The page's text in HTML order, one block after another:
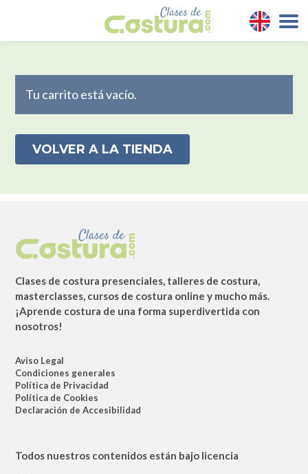
Tu carrito está vacío.
VOLVER A LA TIENDA
Clases de costura presenciales, talleres de costura,
masterclasses, cursos de costura online y mucho más.
¡Aprende costura de una forma superdivertida con
nosotros!
Aviso Legal
Condiciones generales
Política de Privacidad
Política de Cookies
Declaración de Accesibilidad
Todos nuestros contenidos están bajo licencia